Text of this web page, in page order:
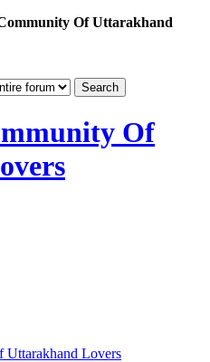
Of Uttarakhand
Of
Uttarakhand Lovers